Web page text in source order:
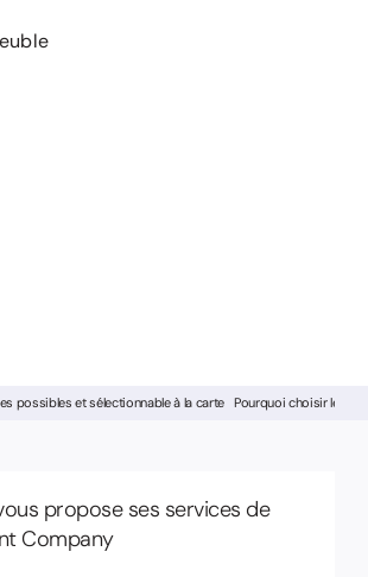
possibles et sélectionnable à la carte Pourquoi choisir le
propose ses services de
Company